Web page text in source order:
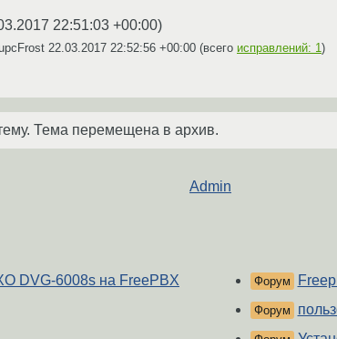
22:51:03 +00:00)
22.03.2017 22:52:56 +00:00 (всего исправлений: 1)
Тема перемещена в архив.
Admin
DVG-6008s на FreePBX
Форум
Форум